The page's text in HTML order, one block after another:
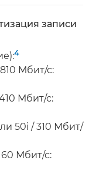
записи
4
Мбит/с:
Мбит/с:
50i / 310 Мбит/
Мбит/с: